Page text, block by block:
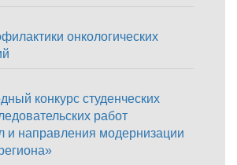
онкологических
конкурс студенческих
работ
и направления модернизации